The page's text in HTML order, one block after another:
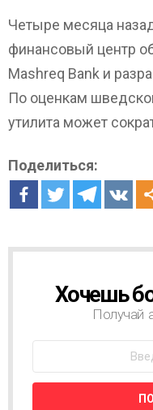
Четыре месяца
финансовый центр
Mashreq Bank и
По оценкам
утилита может
Поделиться:
О
Т
Н
Хочешь
Получай